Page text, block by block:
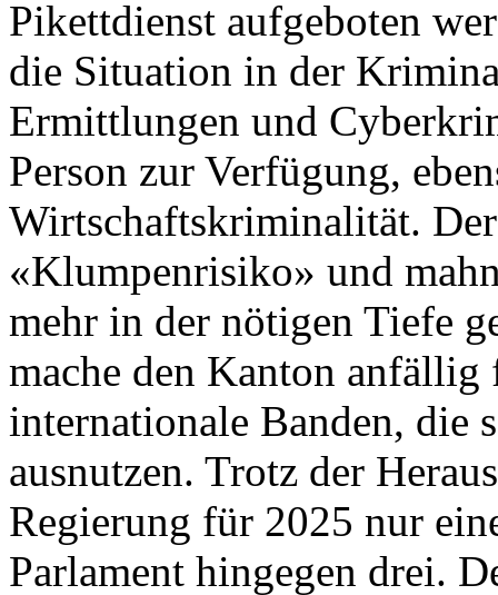
Pikettdienst aufgeboten
die Situation in der
Ermittlungen und
Person zur Verfügung,
Wirtschaftskriminalität.
«Klumpenrisiko» und
mehr in der nötigen Tiefe
mache den Kanton
internationale Banden, die
ausnutzen. Trotz der
Regierung für 2025 nur
Parlament hingegen drei.